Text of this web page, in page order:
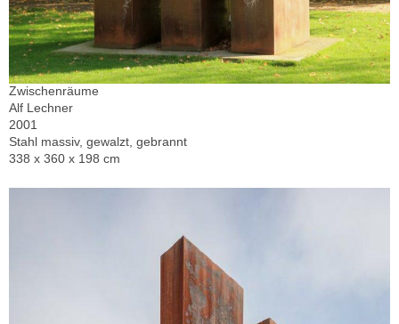
Zwischenräume
Alf Lechner
2001
Stahl massiv, gewalzt, gebrannt
338 x 360 x 198 cm